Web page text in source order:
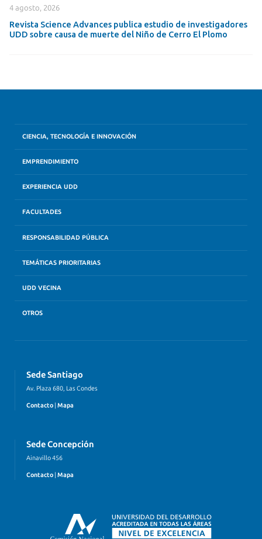
4 agosto, 2026
Revista Science Advances publica estudio de investigadores
UDD sobre causa de muerte del Niño de Cerro El Plomo
CIENCIA, TECNOLOGÍA E INNOVACIÓN
EMPRENDIMIENTO
EXPERIENCIA UDD
FACULTADES
RESPONSABILIDAD PÚBLICA
TEMÁTICAS PRIORITARIAS
UDD VECINA
OTROS
Sede Santiago
Av. Plaza 680, Las Condes
Contacto Mapa
Sede Concepción
Ainavillo 456
Contacto | Mapa